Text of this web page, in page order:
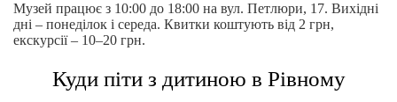
Музей працює з 10:00 до 18:00 на вул. Петлюри, 17. Вихідні
дні – понеділок і середа. Квитки коштують від 2 грн,
екскурсії – 10–20 грн.
Куди піти з дитиною в Рівному